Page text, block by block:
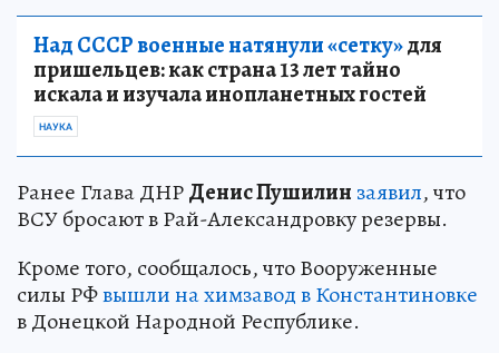
Над СССР военные натянули «сетку»для
пришельцев: как страна 13 лет тайно
искала и изучала инопланетных гостей
НАУКА
Ранее Глава ДНРДенис Пушилин заявил, что
ВСУ бросают в Рай-Александровку резервы.
Кроме того, сообщалось, что Вооруженные
силы РФвышли на химзавод в Константиновке
в Донецкой Народной Республике.